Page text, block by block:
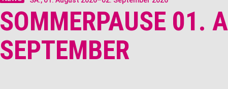
SOMMERPAUSE 01.
SEPTEMBER